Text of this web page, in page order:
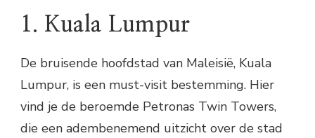
1. Kuala Lumpur
De bruisende hoofdstad van Maleisië, Kuala
Lumpur, is een must-visit bestemming. Hier
vind je de beroemde Petronas Twin Towers,
die een adembenemend uitzicht over de stad